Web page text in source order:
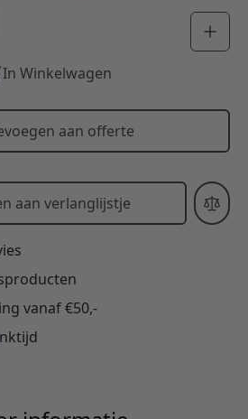
In Winkelwagen
aan offerte
aan verlanglijstje
vanaf €50,-